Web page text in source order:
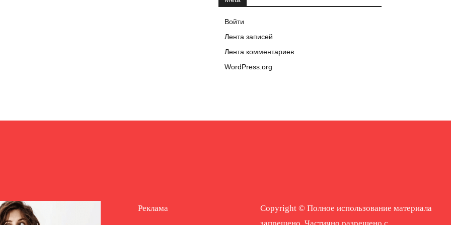
Войти
Лента записей
Лента комментариев
WordPress.org
Реклама
Copyright © Полное использование материала